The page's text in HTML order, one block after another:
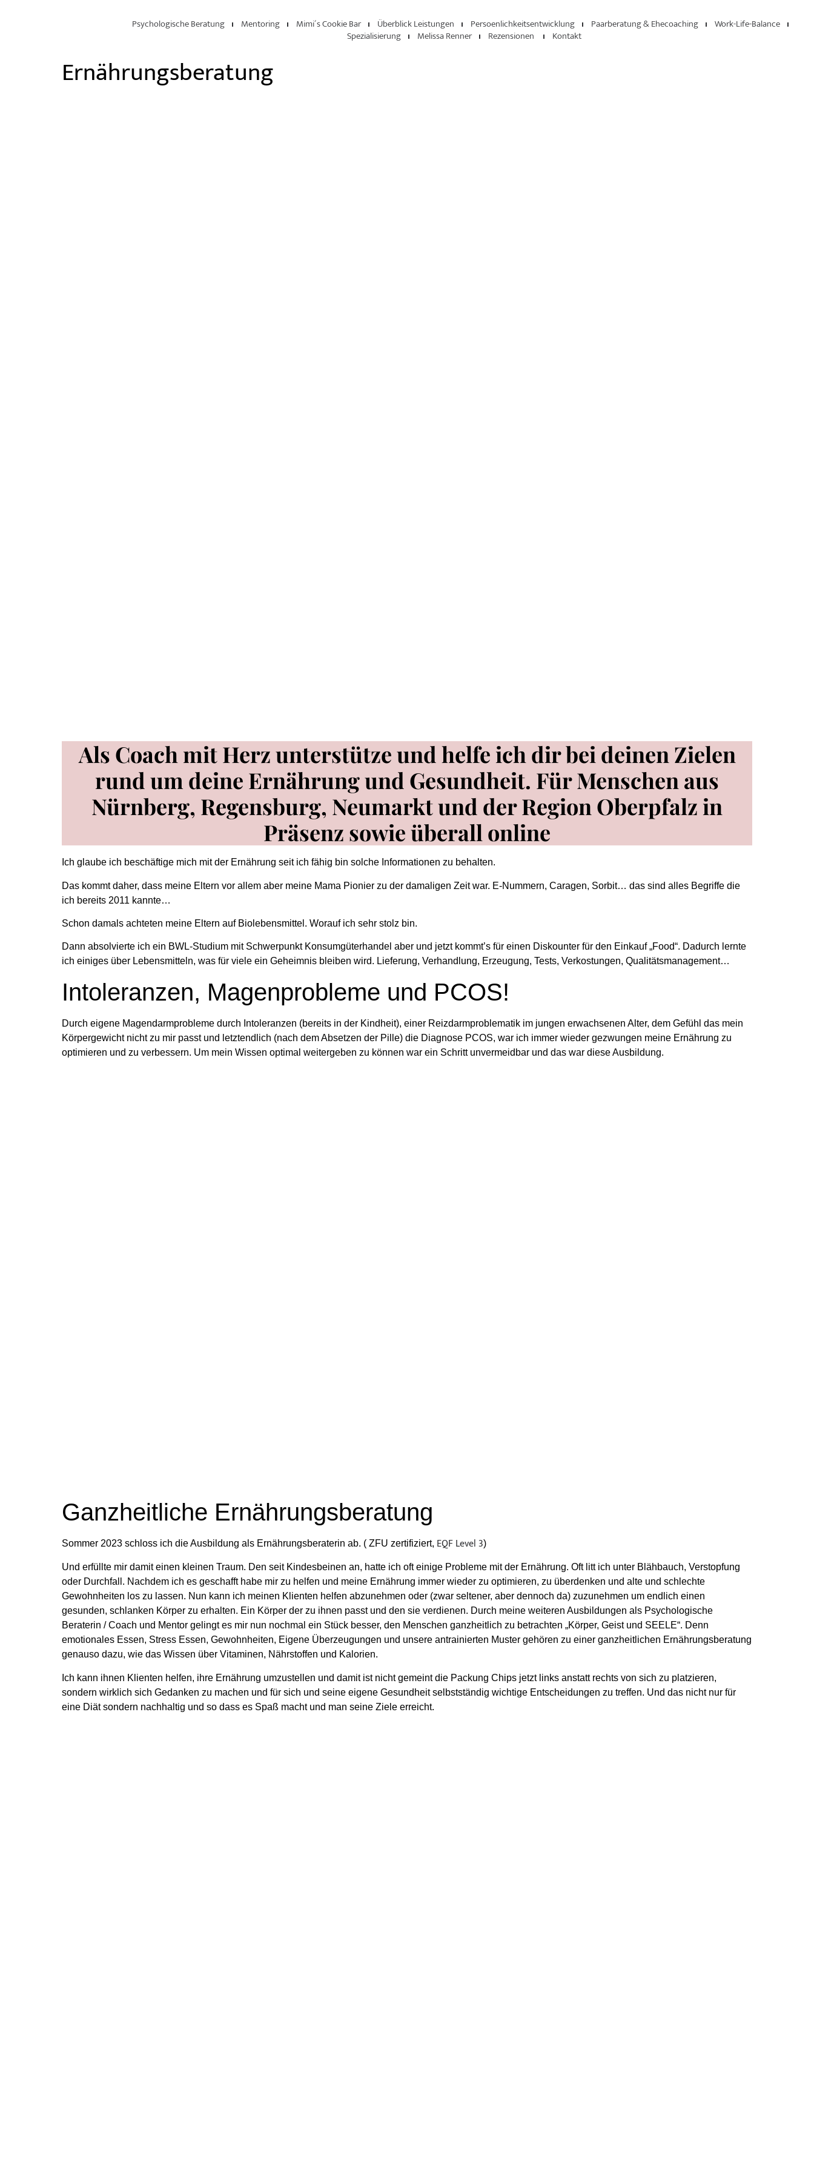
Psychologische Beratung Mentoring Mimi´s Cookie Bar Überblick Leistungen Persoenlichkeitsentwicklung Paarberatung & Ehecoaching
Work-Life-Balance
Spezialisierung
Melissa Renner Rezensionen Kontakt
Ernährungsberatung
Als Coach mit Herz unterstütze und helfe ich dir bei deinen Zielen
rund um deine Ernährung und Gesundheit. Für Menschen aus
Nürnberg, Regensburg, Neumarkt und der Region Oberpfalz in
Präsenz sowie überall online
Ich glaube ich beschäftige mich mit der Ernährung seit ich fähig bin solche Informationen zu behalten.
Das kommt daher, dass meine Eltern vor allem aber meine Mama Pionier zu der damaligen Zeit war. E-Nummern, Caragen, Sorbit… das sind alles Begriffe die
ich bereits 2011 kannte…
Schon damals achteten meine Eltern auf Biolebensmittel. Worauf ich sehr stolz bin.
Dann absolvierte ich ein BWL-Studium mit Schwerpunkt Konsumgüterhandel aber und jetzt kommt’s für einen Diskounter für den Einkauf „Food“. Dadurch lernte
ich einiges über Lebensmitteln, was für viele ein Geheimnis bleiben wird. Lieferung, Verhandlung, Erzeugung, Tests, Verkostungen, Qualitätsmanagement…
Intoleranzen, Magenprobleme und PCOS!
Durch eigene Magendarmprobleme durch Intoleranzen (bereits in der Kindheit), einer Reizdarmproblematik im jungen erwachsenen Alter, dem Gefühl das mein
Körpergewicht nicht zu mir passt und letztendlich (nach dem Absetzen der Pille) die Diagnose PCOS, war ich immer wieder gezwungen meine Ernährung zu
optimieren und zu verbessern. Um mein Wissen optimal weitergeben zu können war ein Schritt unvermeidbar und das war diese Ausbildung.
Ganzheitliche Ernährungsberatung
Sommer 2023 schloss ich die Ausbildung als Ernährungsberaterin ab. ( ZFU zertifiziert, EQF Level 3)
Und erfüllte mir damit einen kleinen Traum. Den seit Kindesbeinen an, hatte ich oft einige Probleme mit der Ernährung. Oft litt ich unter Blähbauch, Verstopfung
oder Durchfall. Nachdem ich es geschafft habe mir zu helfen und meine Ernährung immer wieder zu optimieren, zu überdenken und alte und schlechte
Gewohnheiten los zu lassen. Nun kann ich meinen Klienten helfen abzunehmen oder (zwar seltener, aber dennoch da) zuzunehmen um endlich einen
gesunden, schlanken Körper zu erhalten. Ein Körper der zu ihnen passt und den sie verdienen. Durch meine weiteren Ausbildungen als Psychologische
Beraterin / Coach und Mentor gelingt es mir nun nochmal ein Stück besser, den Menschen ganzheitlich zu betrachten „Körper, Geist und SEELE“. Denn
emotionales Essen, Stress Essen, Gewohnheiten, Eigene Überzeugungen und unsere antrainierten Muster gehören zu einer ganzheitlichen Ernährungsberatung
genauso dazu, wie das Wissen über Vitaminen, Nährstoffen und Kalorien.
Ich kann ihnen Klienten helfen, ihre Ernährung umzustellen und damit ist nicht gemeint die Packung Chips jetzt links anstatt rechts von sich zu platzieren,
sondern wirklich sich Gedanken zu machen und für sich und seine eigene Gesundheit selbstständig wichtige Entscheidungen zu treffen. Und das nicht nur für
eine Diät sondern nachhaltig und so dass es Spaß macht und man seine Ziele erreicht.